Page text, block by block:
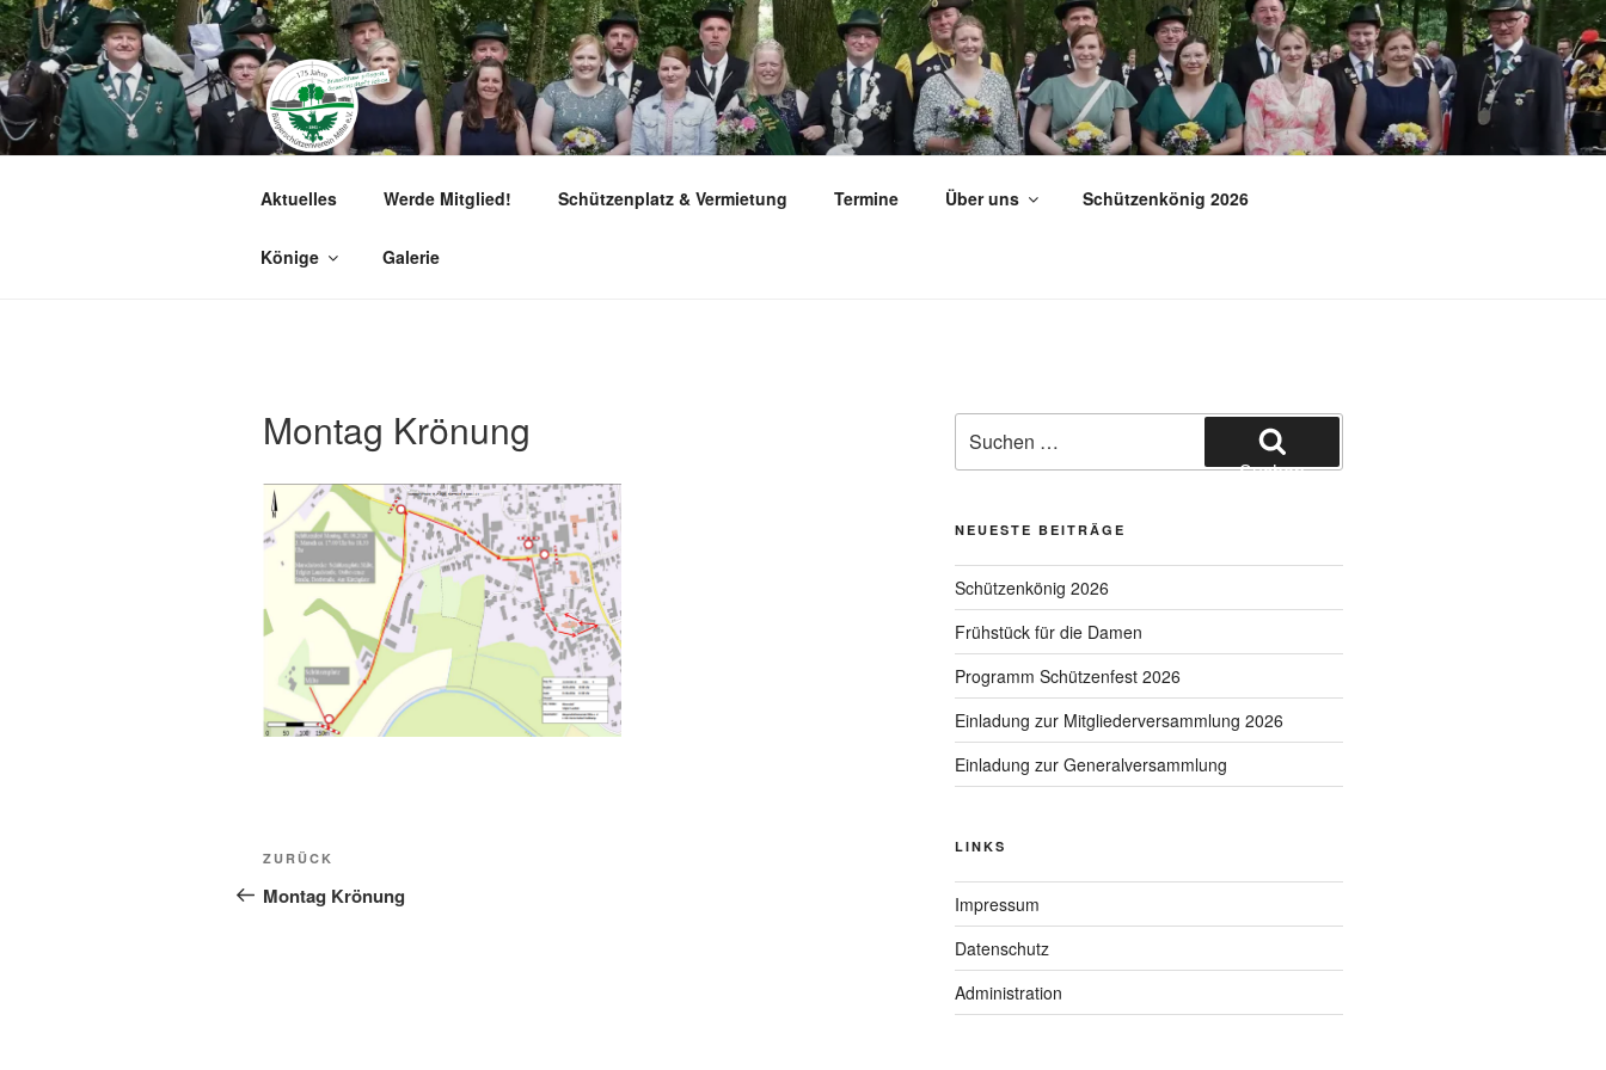
Zum
Inhalt
springen
BÜRGERSCHÜTZEN­VEREIN MILTE E.V.
Aktuelles Werde Mitglied! Schützenplatz & Vermietung Termine Über uns Schützenkönig 2026
Könige Galerie
Montag Krönung
Beitragsnavigation
Vorheriger
Beitrag
ZURÜCK
Montag Krönung
nach:
Suchen
NEUESTE BEITRÄGE
Schützenkönig 2026
Frühstück für die Damen
Programm Schützenfest 2026
Einladung zur Mitgliederversammlung 2026
Einladung zur Generalversammlung
LINKS
Impressum
Datenschutz
Administration